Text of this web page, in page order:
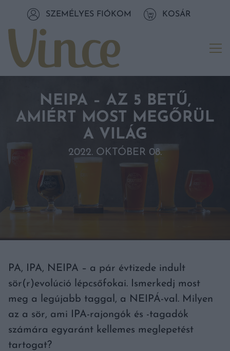
Tovább a tartalomhozSZEMÉLYES FIÓKOM KOSÁR
NEIPA – AZ 5 BETŰ,
AMIÉRT MOST MEGŐRÜL
A VILÁG
2022. OKTÓBER 08.
PA, IPA, NEIPA – a pár évtizede indult
sör(r)evolúció lépcsőfokai. Ismerkedj most
meg a legújabb taggal, a NEIPÁ-val. Milyen
az a sör, ami IPA-rajongók és -tagadók
számára egyaránt kellemes meglepetést
tartogat?